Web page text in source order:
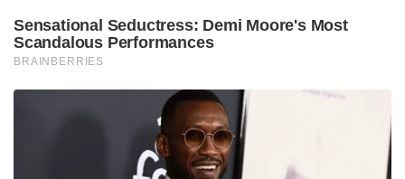
ഇത് ഉപകരിക്കും. തന്ത്രപധാനമായ പദ്ധതിയായ
സോജില പൂർത്തീകരിക്കുന്നത് ശക്തമായ അതിർത്തി
കേന്ദ്രമന്ത്രി നിതിൻ ഗഡ്കരിയുടെ സാന്നിദ്ധ്യത്തിലാണ്
സോജില പണി ആരംഭിച്ചത്. കൊറോണ വ്യാപനമാണ്
പണി താമസിക്കാൻ കാരണമായത്. ഇന്ത്യ